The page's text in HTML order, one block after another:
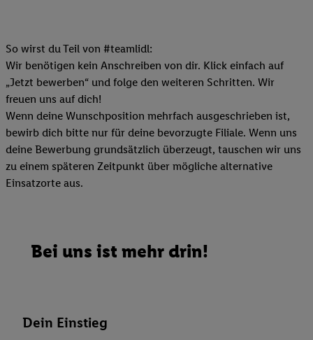
So wirst du Teil von #teamlidl:
Wir benötigen kein Anschreiben von dir. Klick einfach auf
„Jetzt bewerben“ und folge den weiteren Schritten. Wir
freuen uns auf dich!
Wenn deine Wunschposition mehrfach ausgeschrieben ist,
bewirb dich bitte nur für deine bevorzugte Filiale. Wenn uns
deine Bewerbung grundsätzlich überzeugt, tauschen wir uns
zu einem späteren Zeitpunkt über mögliche alternative
Einsatzorte aus.
Bei uns ist mehr drin!
Dein Einstieg